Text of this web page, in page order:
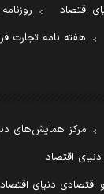
اقتصاد
هفته نامه تجارت
مرکز همایش‌های
اقتصاد
دنیای اقتصاد